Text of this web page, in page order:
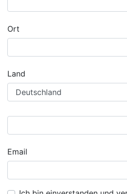
Ort
Land
Email